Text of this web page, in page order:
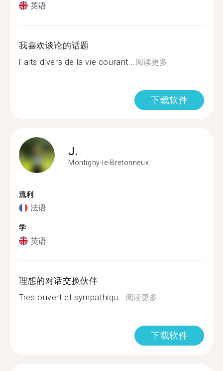
英语
我喜欢谈论的话题
Faits divers de la vie courant... 阅读更多
下载软件
J.
Montigny-le-Bretonneux
流利
法语
学
英语
理想的对话交换伙伴
Tres ouvert et sympathiqu... 阅读更多
下载软件